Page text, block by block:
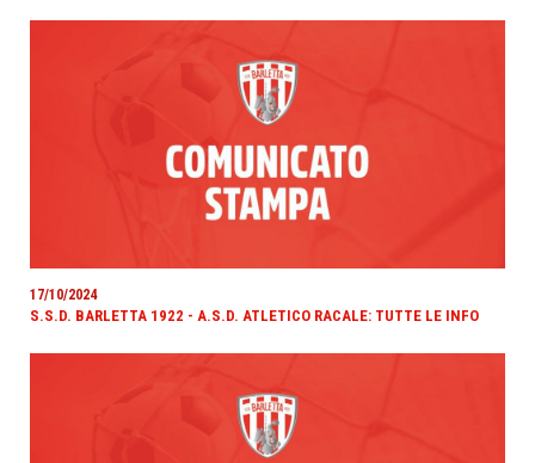
17/10/2024
S.S.D. BARLETTA 1922 - A.S.D. ATLETICO RACALE: TUTTE LE INFO